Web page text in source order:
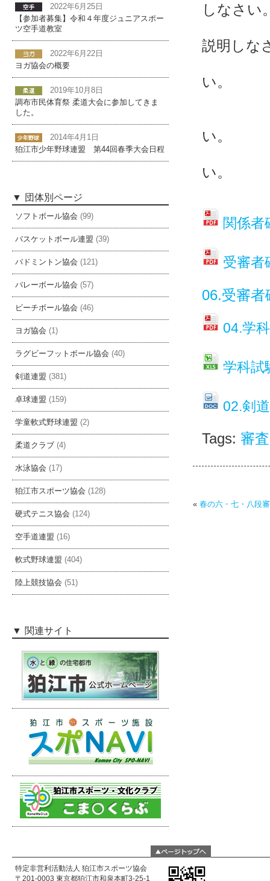
しなさい
説明しな
い。
い。
い。
関係者
受審者
06.受審者
04.学
学科試
02.剣
Tags: 審査
« 春の六・七・八段
2022年6月25日
【参加者募集】令和４年度ジュニアスポー
ツ空手道教室
2022年6月22日
ヨガ協会の概要
2019年10月8日
調布市民体育祭 柔道大会に参加してきま
した。
2014年4月1日
狛江市少年野球連盟 第44回春季大会日程
団体別ページ
ソフトボール協会 (99)
バスケットボール連盟 (39)
バドミントン協会 (121)
バレーボール協会 (57)
ビーチボール協会 (46)
ヨガ協会 (1)
ラグビーフットボール協会 (40)
剣道連盟 (381)
卓球連盟 (159)
学童軟式野球連盟 (2)
柔道クラブ (4)
水泳協会 (17)
狛江市スポーツ協会 (128)
硬式テニス協会 (124)
空手道連盟 (16)
軟式野球連盟 (404)
陸上競技協会 (51)
関連サイト
特定非営利活動法人 狛江市スポーツ協会
〒201-0003 東京都狛江市和泉本町3-25-1